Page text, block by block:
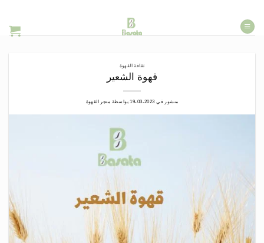
ثقافة القهوة
قهوة الشعير
منشور في 2023-03-19 بواسطة متجر القهوة